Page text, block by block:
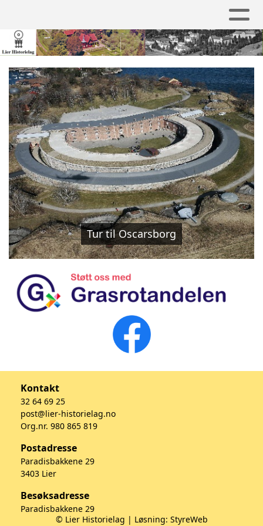
Tur til Oscarsborg
Kontakt
32 64 69 25
post@lier-historielag.no
Org.nr. 980 865 819
Postadresse
Paradisbakkene 29
3403 Lier
Besøksadresse
Paradisbakkene 29
3403 Lier© Lier Historielag | Løsning: StyreWeb